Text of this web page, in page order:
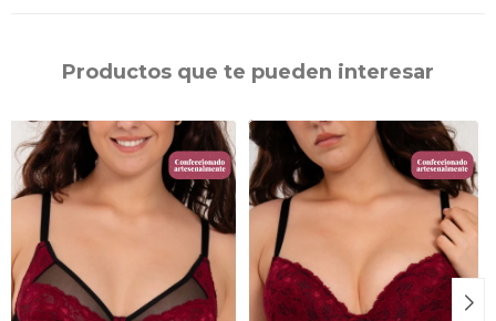
Productos que te pueden interesar